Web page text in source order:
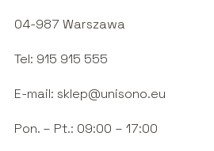
04-987 Warszawa
Tel: 915 915 555
E-mail: sklep@unisono.eu
Pon. – Pt.: 09:00 – 17:00